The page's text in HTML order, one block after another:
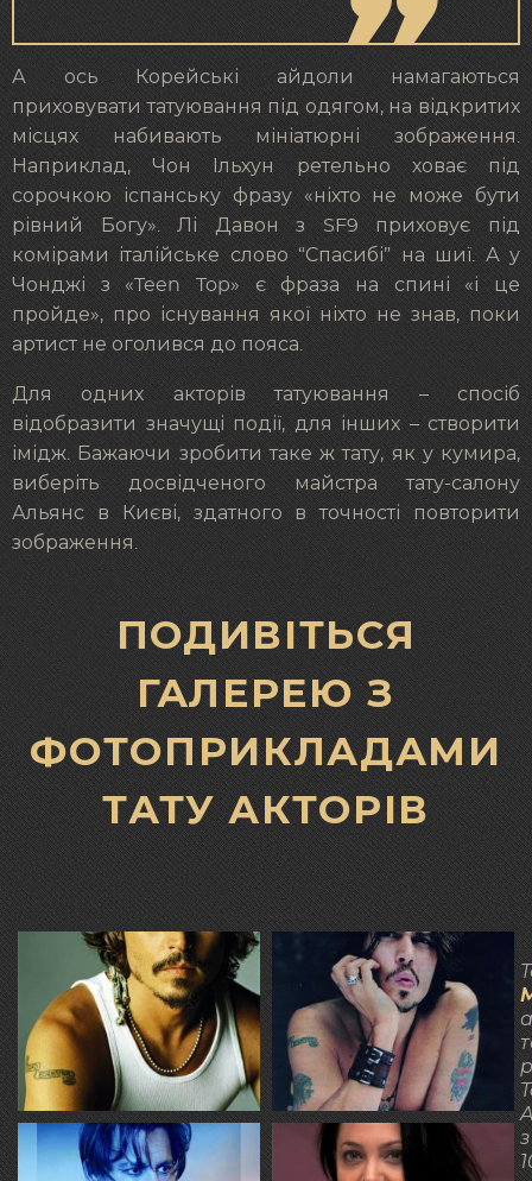
А ось Корейські айдоли намагаються
приховувати татуювання під одягом, на відкритих
місцях набивають мініатюрні зображення.
Наприклад, Чон Ільхун ретельно ховає під
сорочкою іспанську фразу «ніхто не може бути
рівний Богу». Лі Давон з SF9 приховує під
комірами італійське слово “Спасибі” на шиї. А у
Чонджі з «Teen Top» є фраза на спині «і це
пройде», про існування якої ніхто не знав, поки
артист не оголився до пояса.
Для одних акторів татуювання – спосіб
відобразити значущі події, для інших – створити
імідж. Бажаючи зробити таке ж тату, як у кумира,
виберіть досвідченого майстра тату-салону
Альянс в Києві, здатного в точності повторити
зображення.
ПОДИВІТЬСЯ
ГАЛЕРЕЮ З
ФОТОПРИКЛАДАМИ
ТАТУ АКТОРІВ
з